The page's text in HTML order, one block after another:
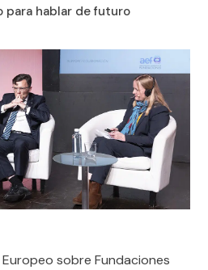
para hablar de futuro
sobre Fundaciones